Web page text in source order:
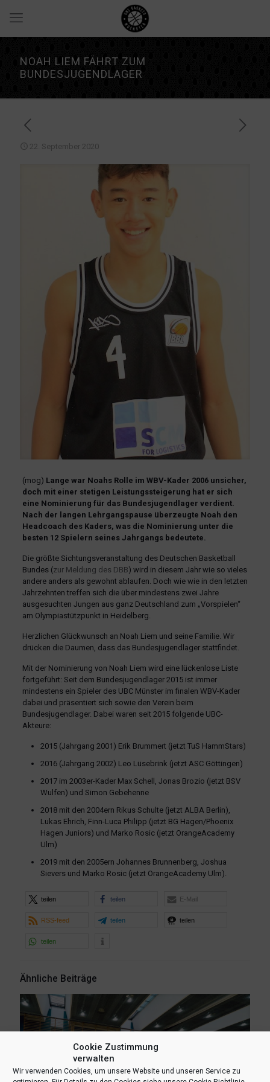
Cookie Zustimmung
verwalten
Wir verwenden Cookies, um unsere Website und unseren Service zu
NOAH LIEM FÄHRT ZUM
BUNDESJUGENDLAGER
22. September 2020
(mog) Lange war Noahs Rolle im WBV-Kader 2006 unsicher,
doch mit einer stetigen Leistungssteigerung hat er sich
eine Nominierung für das Bundesjugendlager verdient.
Nach der langen Lehrgangspause überzeugte Noah den
Headcoach des Kaders, was die Nominierung unter die
besten 12 Spielern seines Jahrgangs bedeutete.
Die größte Sichtungsveranstaltung des Deutschen Basketball
Bundes (zur Meldung des DBB) wird in diesem Jahr wie so vieles
andere anders als gewohnt ablaufen. Doch wie wie in den letzten
Jahrzehnten treffen sich die über mindestens zwei Jahre
ausgesuchten Jungen aus ganz Deutschland zum „Vorspielen“
am Olympiastützpunkt in Heidelberg.
Herzlichen Glückwunsch an Noah Liem und seine Familie. Wir
drücken die Daumen, dass das Bundesjugendlager stattfindet.
Mit der Nominierung von Noah Liem wird eine lückenlose Liste
fortgeführt: Seit dem Bundesjugendlager 2015 ist immer
mindestens ein Spieler des UBC Münster im finalen WBV-Kader
dabei und präsentiert sich sowie den Verein beim
Bundesjugendlager. Dabei waren seit 2015 folgende UBC-
Akteure:
2015 (Jahrgang 2001) Erik Brummert (jetzt TuS HammStars)
2016 (Jahrgang 2002) Leo Lüsebrink (jetzt ASC Göttingen)
2017 im 2003er-Kader Max Schell, Jonas Brozio (jetzt BSV
Wulfen) und Simon Gebehenne
2018 mit den 2004ern Rikus Schulte (jetzt ALBA Berlin),
Lukas Ehrich, Finn-Luca Philipp (jetzt BG Hagen/Phoenix
Hagen Juniors) und Marko Rosic (jetzt OrangeAcademy
Ulm)
2019 mit den 2005ern Johannes Brunnenberg, Joshua
Sievers und Marko Rosic (jetzt OrangeAcademy Ulm).
teilen teilen E-Mail
RSS-feed teilen teilen
teilen
Ähnliche Beiträge